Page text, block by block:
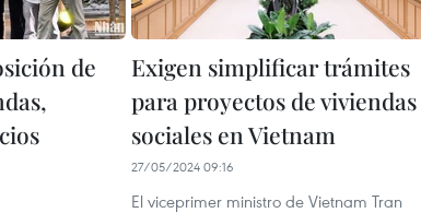
de
Exigen simplificar trámites
para proyectos de viviendas
sociales en Vietnam
27/05/2024 09:16
El viceprimer ministro de Vietnam Tran